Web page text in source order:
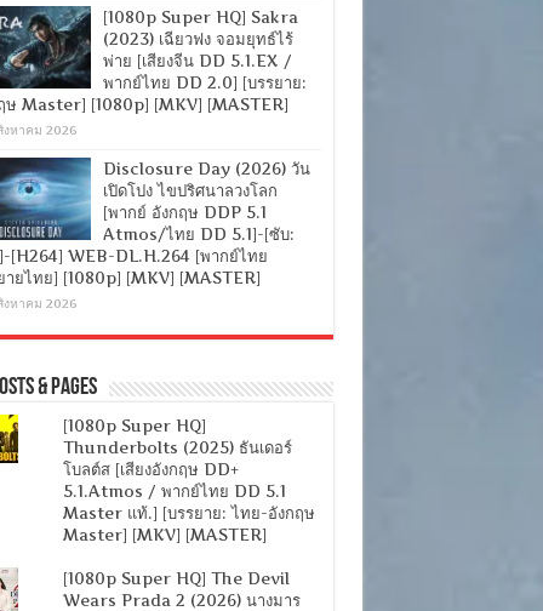
[1080p Super HQ] Sakra
(2023) เฉียวฟง จอมยุทธ์ไร้
พ่าย [เสียงจีน DD 5.1.EX /
พากย์ไทย DD 2.0] [บรรยาย:
ษ Master] [1080p] [MKV] [MASTER]
งหาคม 2026
Disclosure Day (2026) วัน
เปิดโปง ไขปริศนาลวงโลก
[พากย์ อังกฤษ DDP 5.1
Atmos/ไทย DD 5.1]-[ซับ:
[H264] WEB-DL.H.264 [พากย์ไทย
ายไทย] [1080p] [MKV] [MASTER]
งหาคม 2026
& Pages
[1080p Super HQ]
Thunderbolts (2025) ธันเดอร์
โบลต์ส [เสียงอังกฤษ DD+
5.1.Atmos / พากย์ไทย DD 5.1
Master แท้.] [บรรยาย: ไทย-อังกฤษ
Master] [MKV] [MASTER]
[1080p Super HQ] The Devil
Wears Prada 2 (2026) นางมาร